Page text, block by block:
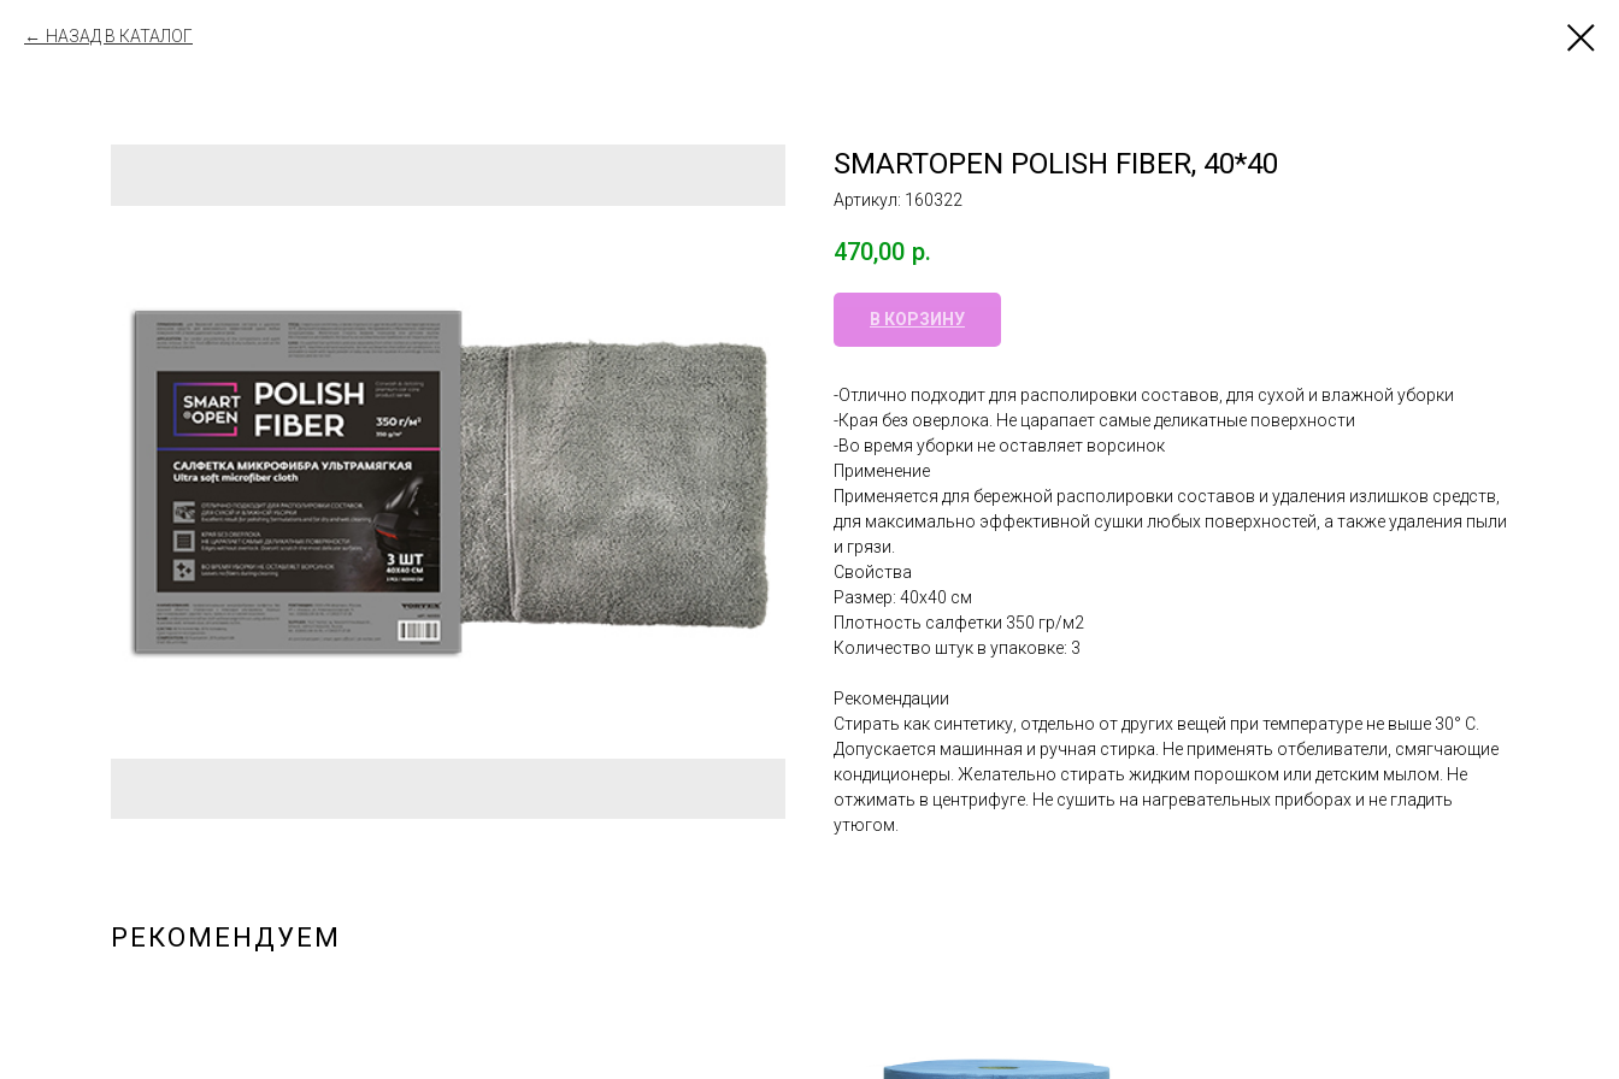
НАЗАД В КАТАЛОГ
SMARTOPEN POLISH FIBER, 40*40
Артикул: 160322
470,00 р.
В КОРЗИНУ
-Отлично подходит для располировки составов, для сухой и влажной уборки
-Края без оверлока. Не царапает самые деликатные поверхности
-Во время уборки не оставляет ворсинок
Применение
Применяется для бережной располировки составов и удаления излишков средств,
для максимально эффективной сушки любых поверхностей, а также удаления пыли
и грязи.
Свойства
Размер: 40х40 см
Плотность салфетки 350 гр/м2
Количество штук в упаковке: 3
Рекомендации
Стирать как синтетику, отдельно от других вещей при температуре не выше 30° С.
Допускается машинная и ручная стирка. Не применять отбеливатели, смягчающие
кондиционеры. Желательно стирать жидким порошком или детским мылом. Не
отжимать в центрифуге. Не сушить на нагревательных приборах и не гладить
утюгом.
РЕКОМЕНДУЕМ